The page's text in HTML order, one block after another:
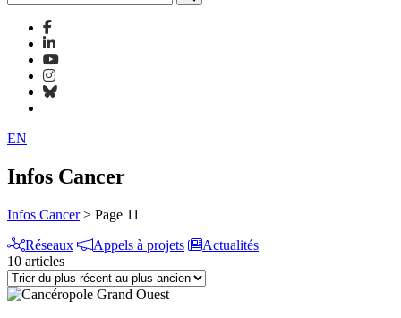
EN
Infos Cancer
Infos Cancer> Page 11
Réseaux
Appels à projets
Actualités
10 articles